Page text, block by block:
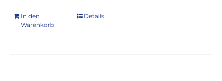
In den
Warenkorb
Details